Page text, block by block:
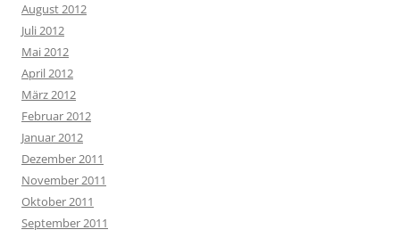
August 2012
Juli 2012
Mai 2012
April 2012
März 2012
Februar 2012
Januar 2012
Dezember 2011
November 2011
Oktober 2011
September 2011